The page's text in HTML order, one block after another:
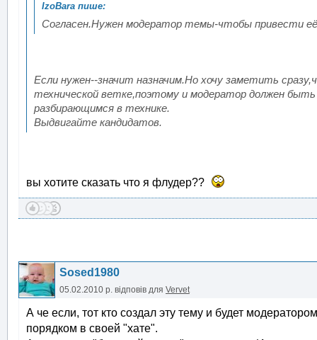
Согласен.Нужен модератор темы-чтобы привести
Если нужен--значит назначим.Но хочу заметить
технической ветке,поэтому и модератор должен
разбирающимся в технике.
Выдвигайте кандидатов.
вы хотите сказать что я флудер??
Sosed1980
05.02.2010 р. відповів для Vervet
А че если, тот кто создал эту тему и будет
порядком в своей "хате".